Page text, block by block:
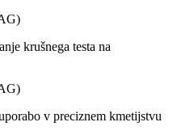
krušnega testa na
v preciznem kmetijstvu